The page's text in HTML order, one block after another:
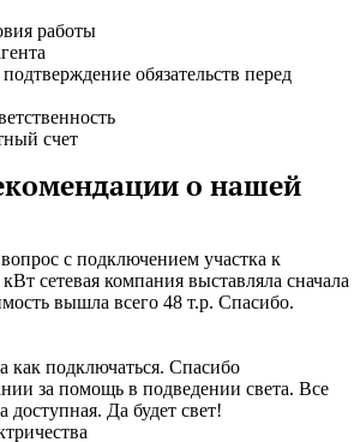
работы
обязательств перед
счет
о нашей
с подключением участка к
сетевая компания выставляла сначала
вышла всего 48 т.р. Спасибо.
как подключаться. Спасибо
за помощь в подведении света. Все
доступная. Да будет свет!